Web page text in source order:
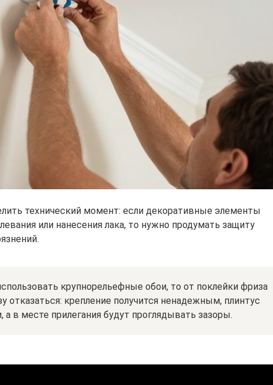
технический момент: если декоративные элементы
или нанесения лака, то нужно продумать защиту
крупнорельефные обои, то от поклейки фриза
отказаться: крепление получится ненадежным, плинтус
в месте прилегания будут проглядывать зазоры.